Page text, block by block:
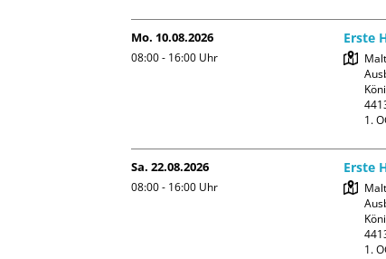
Mo. 10.08.2026
08:00 - 16:00 Uhr
Erste
1.
Sa. 22.08.2026
08:00 - 16:00 Uhr
Erste
1.